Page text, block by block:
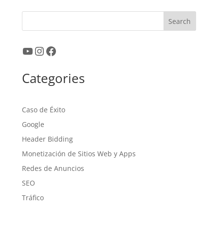
Search
YouTube InstagramFacebook
Categories
Caso de Éxito
Google
Header Bidding
Monetización de Sitios Web y Apps
Redes de Anuncios
SEO
Tráfico